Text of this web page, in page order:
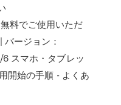
料でご使用いただ
ージョン：
スマホ・タブレッ
開始の手順 - よくあ